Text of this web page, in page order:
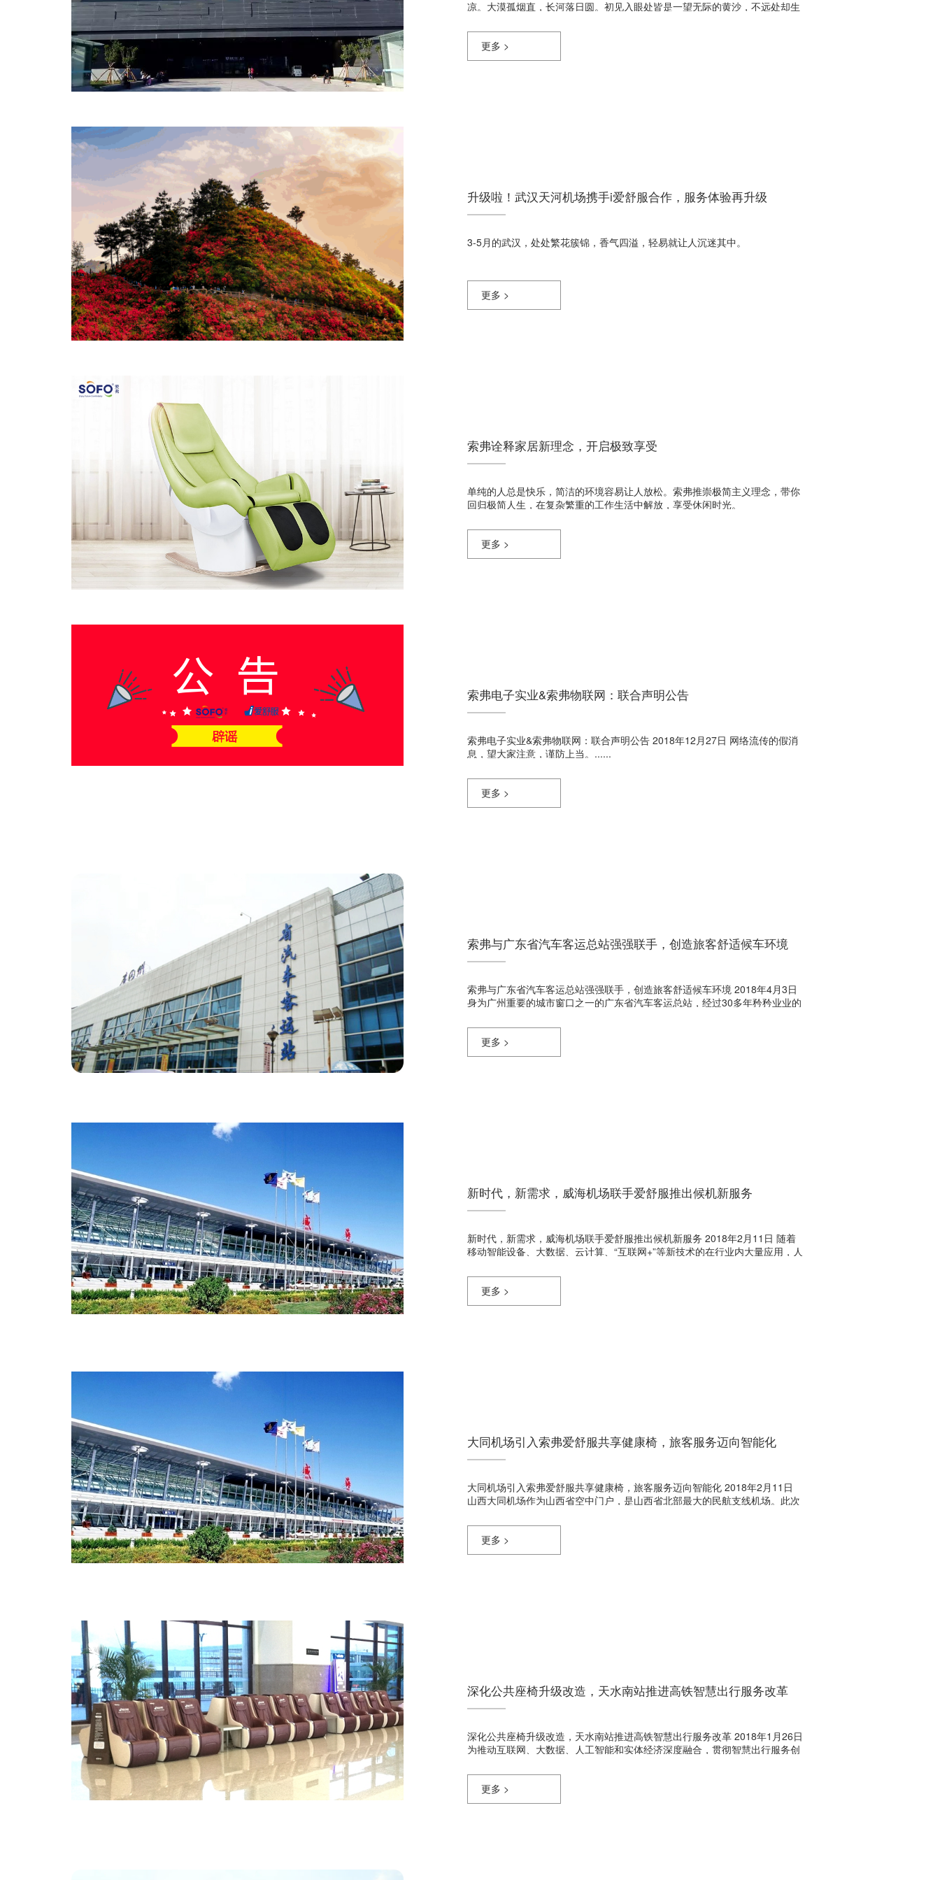
凉。大漠孤烟直，长河落日圆。初见入眼处皆是一望无际的黄沙，不远处却生
一个人，往往只需要几秒钟。▼▼▼这些神秘而美丽的景色，都是大西北荒原
广袤辽阔中的柔情一面。看到这里，是不是想抛下一切，来一次自由的西北
游？西北地区地域幅员辽阔，进行一次深入、全面的西
更多 >
升级啦！武汉天河机场携手i爱舒服合作，服务体验再升级
3-5月的武汉，处处繁花簇锦，香气四溢，轻易就让人沉迷其中。
更多 >
索弗诠释家居新理念，开启极致享受
单纯的人总是快乐，简洁的环境容易让人放松。索弗推崇极简主义理念，带你
回归极简人生，在复杂繁重的工作生活中解放，享受休闲时光。
更多 >
索弗电子实业&索弗物联网：联合声明公告
索弗电子实业&索弗物联网：联合声明公告 2018年12月27日 网络流传的假消
息，望大家注意，谨防上当。......
更多 >
索弗与广东省汽车客运总站强强联手，创造旅客舒适候车环境
索弗与广东省汽车客运总站强强联手，创造旅客舒适候车环境 2018年4月3日
身为广州重要的城市窗口之一的广东省汽车客运总站，经过30多年矜矜业业的
更多 >
新时代，新需求，威海机场联手爱舒服推出候机新服务
新时代，新需求，威海机场联手爱舒服推出候机新服务 2018年2月11日 随着
移动智能设备、大数据、云计算、“互联网+”等新技术的在行业内大量应用，人
更多 >
大同机场引入索弗爱舒服共享健康椅，旅客服务迈向智能化
大同机场引入索弗爱舒服共享健康椅，旅客服务迈向智能化 2018年2月11日
山西大同机场作为山西省空中门户，是山西省北部最大的民航支线机场。此次
更多 >
深化公共座椅升级改造，天水南站推进高铁智慧出行服务改革
深化公共座椅升级改造，天水南站推进高铁智慧出行服务改革 2018年1月26日
为推动互联网、大数据、人工智能和实体经济深度融合，贯彻智慧出行服务创
更多 >